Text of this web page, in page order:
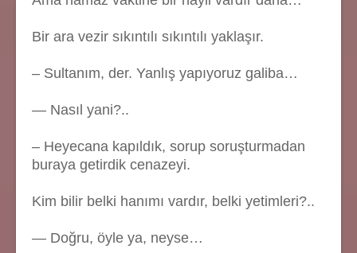
Bir ara vezir sıkıntılı sıkıntılı yaklaşır.
– Sultanım, der. Yanlış yapıyoruz galiba…
— Nasıl yani?..
– Heyecana kapıldık, sorup soruşturmadan
buraya getirdik cenazeyi.
Kim bilir belki hanımı vardır, belki yetimleri?..
— Doğru, öyle ya, neyse…